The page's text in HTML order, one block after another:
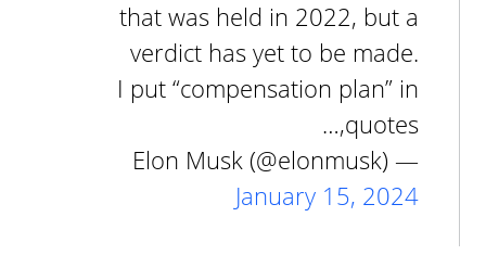
that was held in 2022, but a
verdict has yet to be made.
I put “compensation plan” in
quotes,…
— Elon Musk (@elonmusk)
January 15, 2024